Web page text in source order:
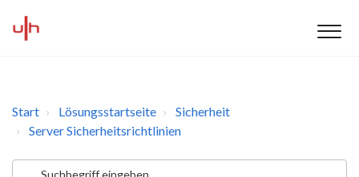
Start Lösungsstartseite
Sicherheit
Server Sicherheitsrichtlinien